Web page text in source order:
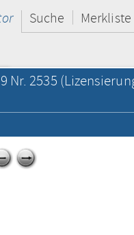
Suche Merkliste
Nr. 2535